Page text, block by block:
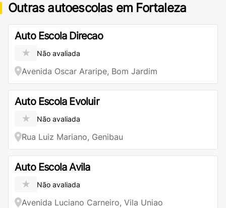
Outras autoescolas em Fortaleza
Auto Escola Direcao
★ Não avaliada
Avenida Oscar Araripe, Bom Jardim
Auto Escola Evoluir
★ Não avaliada
Rua Luiz Mariano, Genibau
Auto Escola Avila
★ Não avaliada
Avenida Luciano Carneiro, Vila Uniao